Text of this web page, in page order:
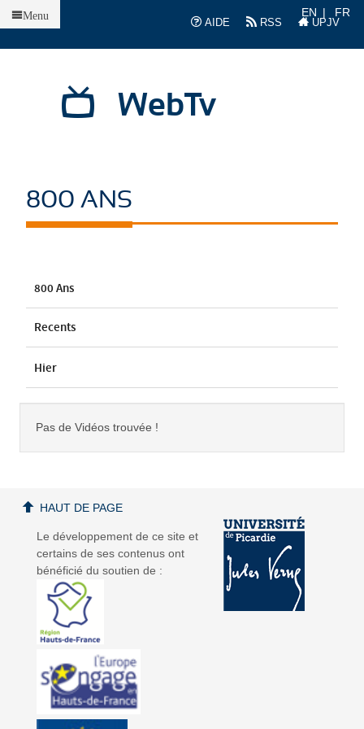
AIDE
RSS UPJV
EN FR
WebTv
Menu
800 ANS
800 Ans
Recents
Hier
Pas de Vidéos trouvée !
Le développement de ce site et
certains de ses contenus ont
bénéficié du soutien de :
HAUT DE PAGE